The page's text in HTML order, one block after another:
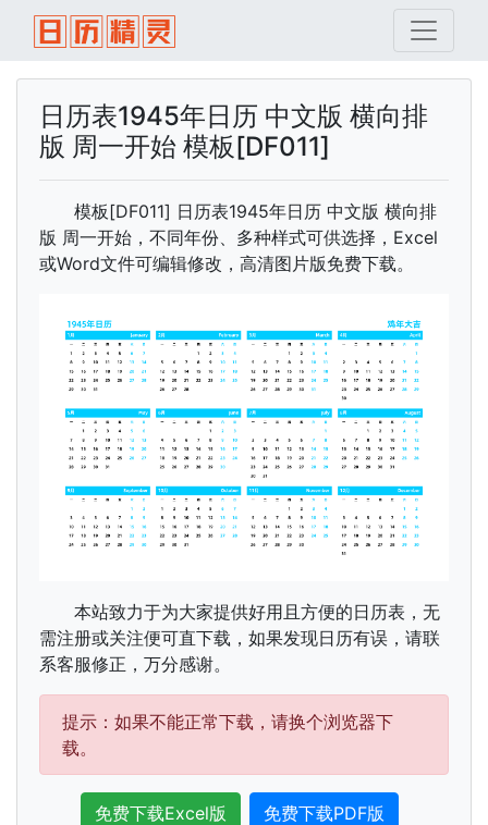
日历表1945年日历 中文版 横向排
版 周一开始 模板[DF011]
模板[DF011] 日历表1945年日历 中文版 横向排
版 周一开始，不同年份、多种样式可供选择，Excel
或Word文件可编辑修改，高清图片版免费下载。
本站致力于为大家提供好用且方便的日历表，无
需注册或关注便可直下载，如果发现日历有误，请联
系客服修正，万分感谢。
提示：如果不能正常下载，请换个浏览器下
载。
免费下载Excel版
免费下载PDF版